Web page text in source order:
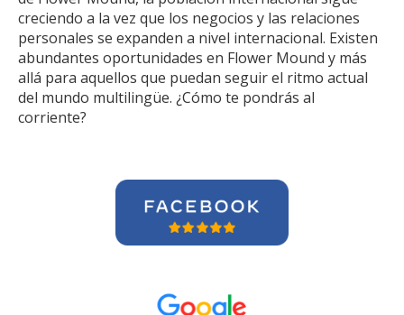
creciendo a la vez que los negocios y las relaciones
personales se expanden a nivel internacional. Existen
abundantes oportunidades en Flower Mound y más
allá para aquellos que puedan seguir el ritmo actual
del mundo multilingüe. ¿Cómo te pondrás al
corriente?